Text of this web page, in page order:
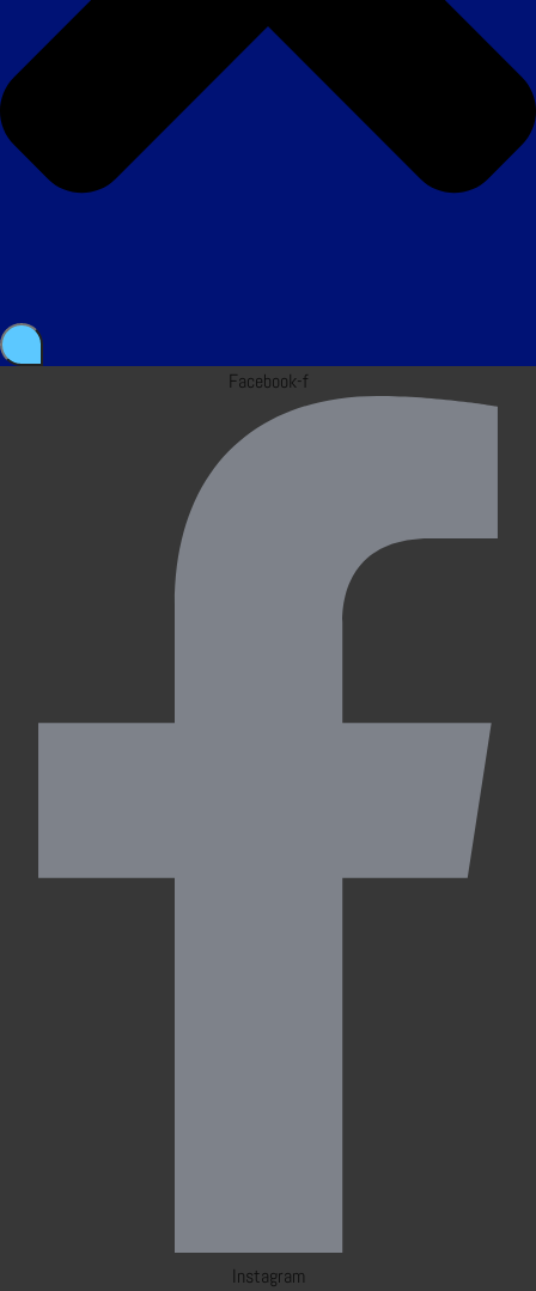
Facebook-f
Instagram